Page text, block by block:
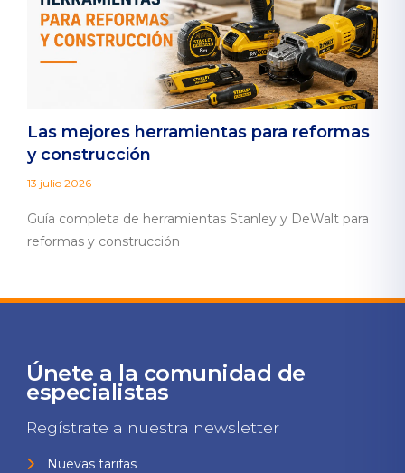
Las mejores herramientas para reformas
y construcción
13 julio 2026
Guía completa de herramientas Stanley y DeWalt para
reformas y construcción
Únete a la comunidad de
especialistas
Regístrate a nuestra newsletter
Nuevas tarifas